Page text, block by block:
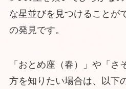
な星並びを見つけることが
の発見です。
「おとめ座（春）」や「さ
方を知りたい場合は、以下